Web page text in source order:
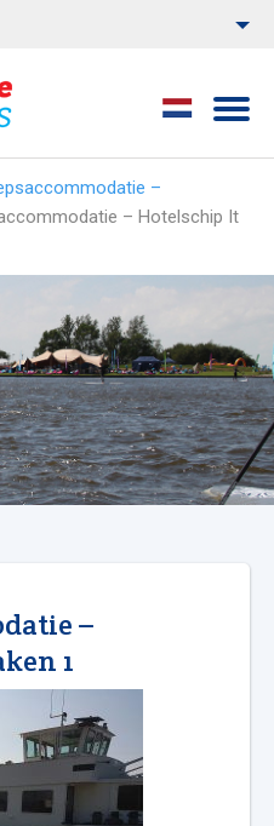
–
– Hotelschip It
–
1